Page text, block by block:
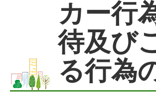
カー行
待及び
る行為